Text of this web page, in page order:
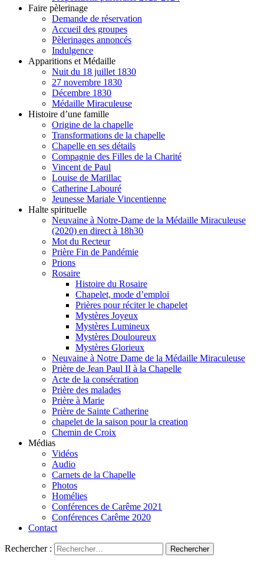
Faire pèlerinage
Demande de réservation
Accueil des groupes
Pèlerinages annoncés
Indulgence
Apparitions et Médaille
Nuit du 18 juillet 1830
27 novembre 1830
Décembre 1830
Médaille Miraculeuse
Histoire d’une famille
Origine de la chapelle
Transformations de la chapelle
Chapelle en ses détails
Compagnie des Filles de la Charité
Vincent de Paul
Louise de Marillac
Catherine Labouré
Jeunesse Mariale Vincentienne
Halte spirituelle
Neuvaine à Notre-Dame de la Médaille Miraculeuse
(2020) en direct à 18h30
Mot du Recteur
Prière Fin de Pandémie
Prions
Rosaire
Histoire du Rosaire
Chapelet, mode d’emploi
Prières pour réciter le chapelet
Mystères Joyeux
Mystères Lumineux
Mystères Douloureux
Mystères Glorieux
Neuvaine à Notre Dame de la Médaille Miraculeuse
Prière de Jean Paul II à la Chapelle
Acte de la consécration
Prière des malades
Prière à Marie
Prière de Sainte Catherine
chapelet de la saison pour la creation
Chemin de Croix
Médias
Vidéos
Audio
Carnets de la Chapelle
Photos
Homélies
Conférences de Carême 2021
Conférences Carême 2020
Contact
Rechercher :